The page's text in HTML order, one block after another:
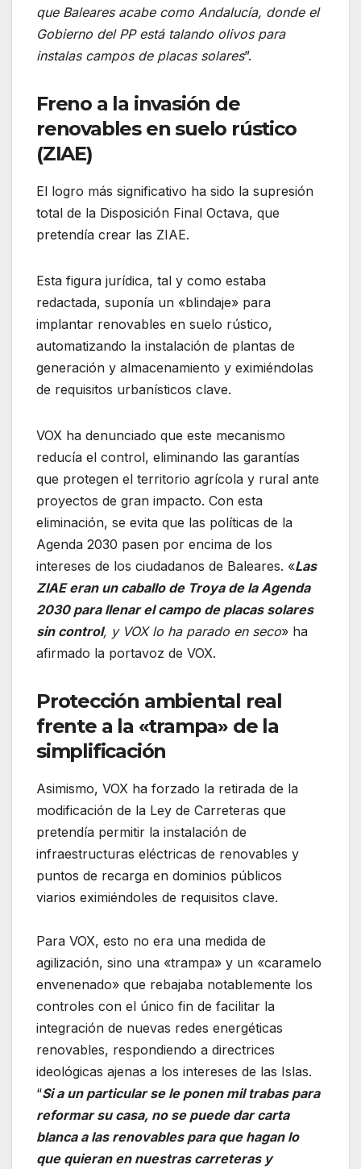
que Baleares acabe como Andalucía, donde el
Gobierno del PP está talando olivos para
instalas campos de placas solares”.
Freno a la invasión de
renovables en suelo rústico
(ZIAE)
El logro más significativo ha sido la supresión
total de la Disposición Final Octava, que
pretendía crear las ZIAE.
Esta figura jurídica, tal y como estaba
redactada, suponía un «blindaje» para
implantar renovables en suelo rústico,
automatizando la instalación de plantas de
generación y almacenamiento y eximiéndolas
de requisitos urbanísticos clave.
VOX ha denunciado que este mecanismo
reducía el control, eliminando las garantías
que protegen el territorio agrícola y rural ante
proyectos de gran impacto. Con esta
eliminación, se evita que las políticas de la
Agenda 2030 pasen por encima de los
intereses de los ciudadanos de Baleares. «Las
ZIAE eran un caballo de Troya de la Agenda
2030 para llenar el campo de placas solares
sin control, y VOX lo ha parado en seco» ha
afirmado la portavoz de VOX.
Protección ambiental real
frente a la «trampa» de la
simplificación
Asimismo, VOX ha forzado la retirada de la
modificación de la Ley de Carreteras que
pretendía permitir la instalación de
infraestructuras eléctricas de renovables y
puntos de recarga en dominios públicos
viarios eximiéndoles de requisitos clave.
Para VOX, esto no era una medida de
agilización, sino una «trampa» y un «caramelo
envenenado» que rebajaba notablemente los
controles con el único fin de facilitar la
integración de nuevas redes energéticas
renovables, respondiendo a directrices
ideológicas ajenas a los intereses de las Islas.
“Si a un particular se le ponen mil trabas para
reformar su casa, no se puede dar carta
blanca a las renovables para que hagan lo
que quieran en nuestras carreteras y